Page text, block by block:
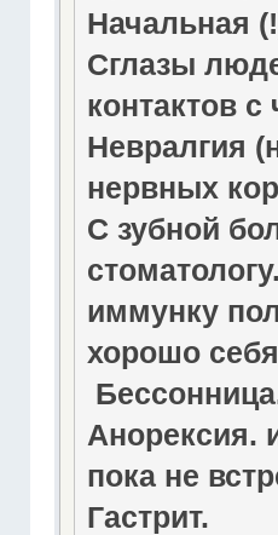
Начальная
Сглазы
контактов
Невралгия
нервных
С зубной
иммунку
хорошо
Анорексия.
пока не
Гастрит.